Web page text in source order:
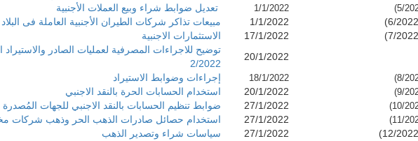
1/1/2022
تعديل ضوابط شراء وبيع العملات الأجنبية
1/1/2022
مبيعات تذاكر شركات الطيران الأجنبية العاملة فى البلاد
17/1/2022
الاستثمارات الاجنبية
20/1/2022
2/2022
18/1/2022 إجراءات وضوابط الاستيراد
20/1/2022 استخدام الحسابات الحرة بالنقد الاجنبي
27/1/2022 ضوابط تنظيم الحسابات بالنقد الاجنبي للجهات
27/1/2022
استخدام حصائل صادرات الذهب الحر وذهب شركات
27/1/2022
سياسات شراء وتصدير الذهب